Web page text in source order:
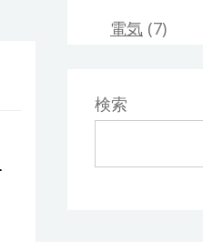
電気 (7)
検索